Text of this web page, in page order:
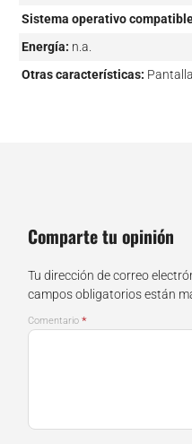
Sistema operativo
Energía: n.a.
Otras características:
Comparte tu opinión
Tu dirección de correo
campos obligatorios están
Comentario *